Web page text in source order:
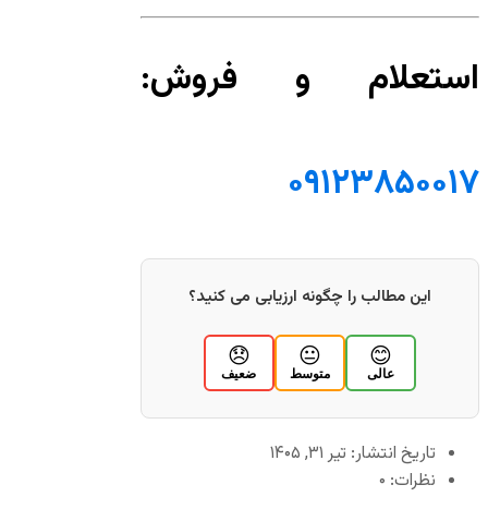
استعلام و فروش:
۰۹۱۲۳۸۵۰۰۱۷
این مطالب را چگونه ارزیابی می کنید؟
😊
عالی
😐
متوسط
😞
ضعیف
تاریخ انتشار: تیر ۳۱, ۱۴۰۵
نظرات: ۰